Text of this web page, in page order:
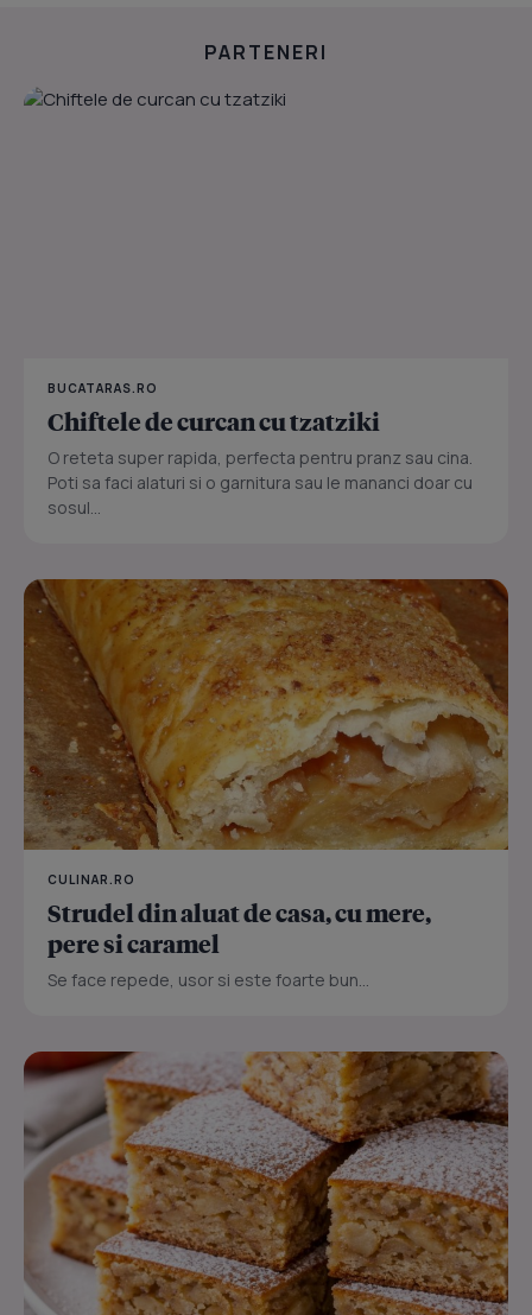
PARTENERI
BUCATARAS.RO
Chiftele de curcan cu tzatziki
O reteta super rapida, perfecta pentru pranz sau cina.
Poti sa faci alaturi si o garnitura sau le mananci doar cu
sosul...
CULINAR.RO
Strudel din aluat de casa, cu mere,
pere si caramel
Se face repede, usor si este foarte bun...